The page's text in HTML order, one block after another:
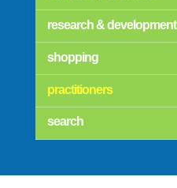
research & development
shopping
practitioners